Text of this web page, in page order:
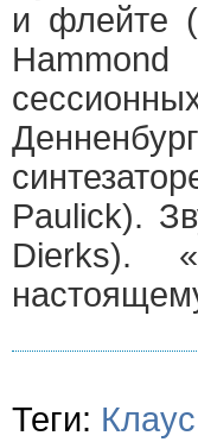
и флейте
Paulick).
Dierks).
Теги: